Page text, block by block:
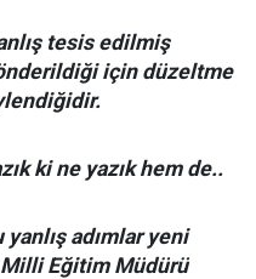
tesis edilmiş
için düzeltme
ki ne yazık hem de..
yanlış adımlar yeni
Eğitim Müdürü